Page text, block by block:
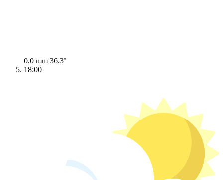
0.0 mm 36.3º
18:00